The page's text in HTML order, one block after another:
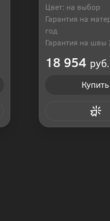
Цвет: на выбор
Гарантия на
год
Гарантия на швы
18 954 руб.
Купить